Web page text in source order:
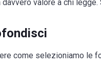
davvero valore a chi
come selezioniamo le